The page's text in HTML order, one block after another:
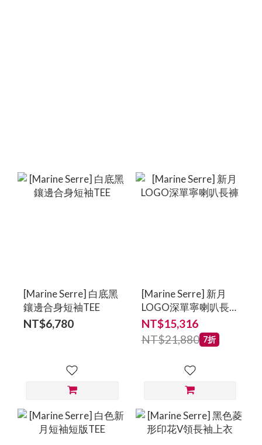
[Marine Serre] 白底黑
鑲邊合身短袖TEE
NT$6,780
[Marine Serre] 新月
LOGO深單寧喇叭長
褲
NT$15,316
NT$21,880 7折